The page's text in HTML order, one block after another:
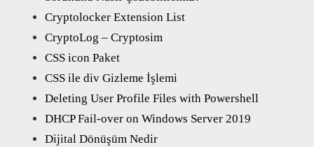
Cryptolocker Extension List
CryptoLog – Cryptosim
CSS icon Paket
CSS ile div Gizleme İşlemi
Deleting User Profile Files with Powershell
DHCP Fail-over on Windows Server 2019
Dijital Dönüşüm Nedir